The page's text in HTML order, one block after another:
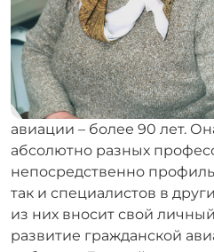
авиации – более 90 лет.
абсолютно разных
непосредственно
так и специалистов в
из них вносит свой
развитие гражданской